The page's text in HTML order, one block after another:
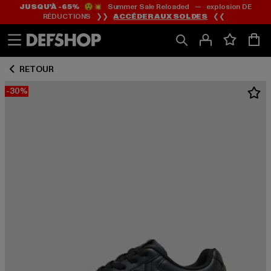
Passer
au
Passer
au
de
JUSQU’À -65%😲💥 Summer Sale Reloaded — explosion DE
RÉDUCTIONS ❯❯ACCÉDER AUX SOLDES ❮❮
RETOUR
-30%